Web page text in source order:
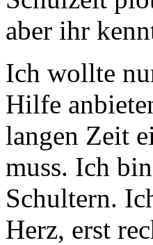
aber ihr
Ich wollte
Hilfe
langen Zeit
muss. Ich
Schultern.
Herz, erst